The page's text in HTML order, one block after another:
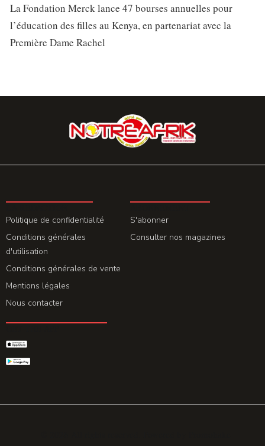
La Fondation Merck lance 47 bourses annuelles pour
l’éducation des filles au Kenya, en partenariat avec la
Première Dame Rachel
Politique de confidentialité
Conditions générales
d'utilisation
Conditions générales de vente
Mentions légales
Nous contacter
S'abonner
Consulter nos magazines